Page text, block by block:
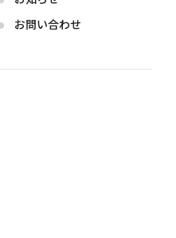
お問い合わせ